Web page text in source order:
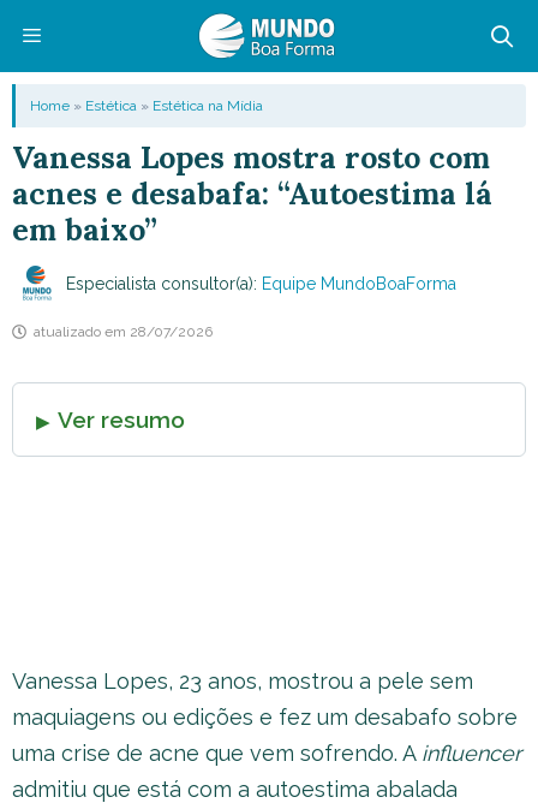
conteúdo
Menu
Home » Estética » Estética na Mídia
Vanessa Lopes mostra rosto com
acnes e desabafa: “Autoestima lá
em baixo”
Especialista consultor(a): Equipe MundoBoaForma
atualizado em 28/07/2026
Ver resumo
Vanessa Lopes, 23 anos, mostrou a pele sem
maquiagens ou edições e fez um desabafo sobre
uma crise de acne que vem sofrendo. A influencer
admitiu que está com a autoestima abalada